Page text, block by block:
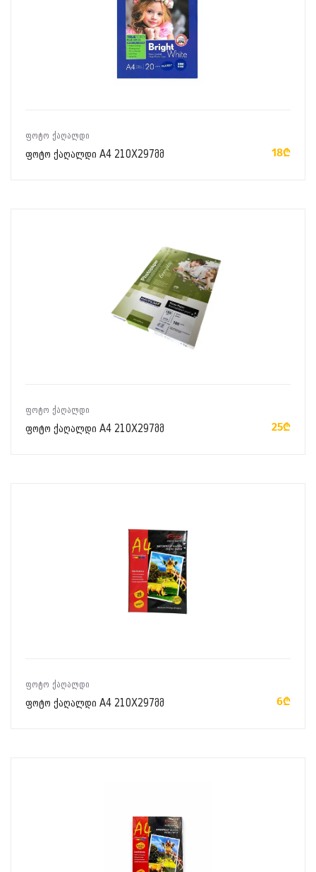
ᲤᲝᲢᲝ ᲥᲐᲦᲐᲚᲓᲘ
ფოტო ქაღალდი A4 210X297მმ 18₾
ᲤᲝᲢᲝ ᲥᲐᲦᲐᲚᲓᲘ
ფოტო ქაღალდი A4 210X297მმ 25₾
ᲤᲝᲢᲝ ᲥᲐᲦᲐᲚᲓᲘ
ფოტო ქაღალდი A4 210X297მმ 6₾